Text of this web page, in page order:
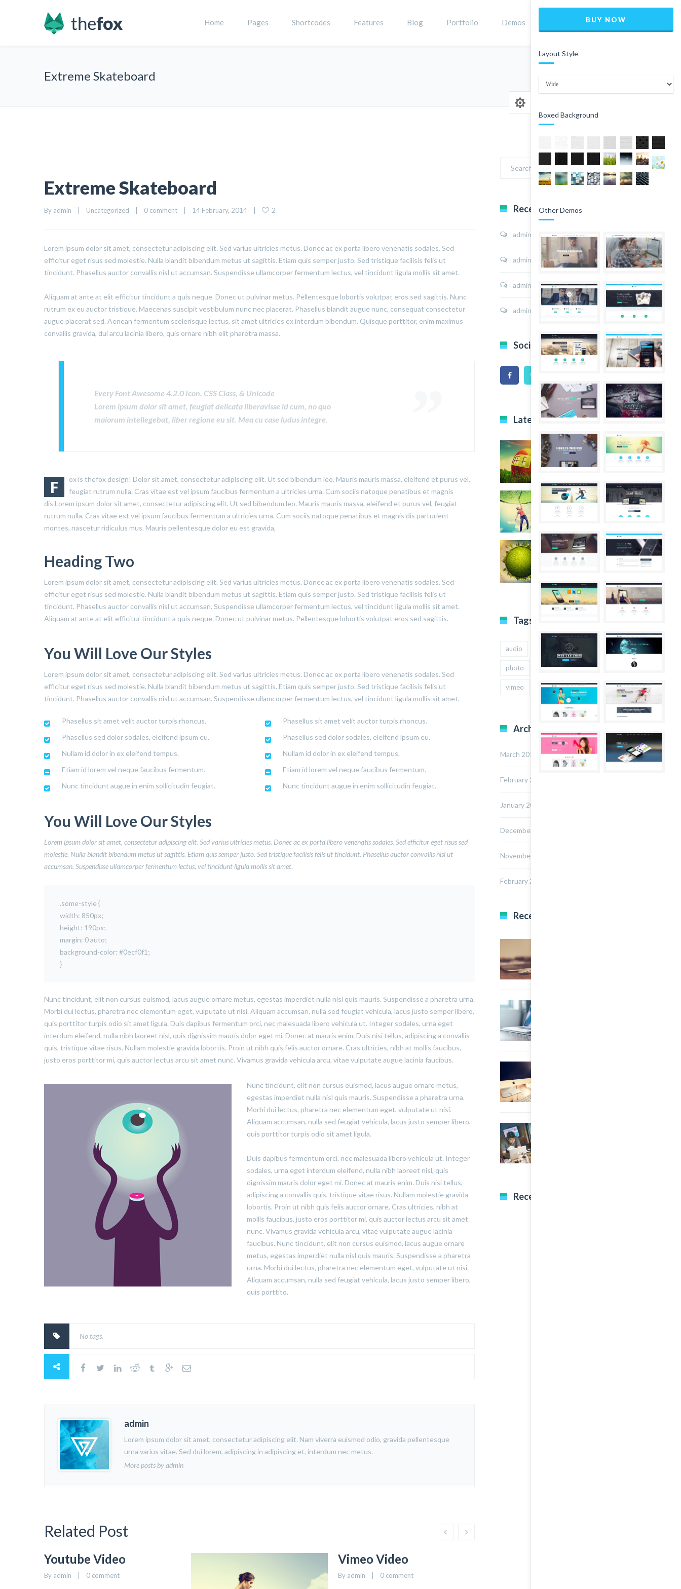
Home Pages Shortcodes Features Blog Portfolio Demos
Extreme Skateboard
Extreme Skateboard
By admin    |    Uncategorized    | 0 comment
    |    14 February, 2014    |
2
Lorem ipsum dolor sit amet, consectetur adipiscing elit. Sed varius ultricies metus. Donec ac ex porta libero venenatis sodales. Sed
efficitur eget risus sed molestie. Nulla blandit bibendum metus ut sagittis. Etiam quis semper justo. Sed tristique facilisis felis ut
tincidunt. Phasellus auctor convallis nisl ut accumsan. Suspendisse ullamcorper fermentum lectus, vel tincidunt ligula mollis sit amet.
Aliquam at ante at elit efficitur tincidunt a quis neque. Donec ut pulvinar metus. Pellentesque lobortis volutpat eros sed sagittis. Nunc
rutrum ex eu auctor tristique. Maecenas suscipit vestibulum nunc nec placerat. Phasellus blandit augue nunc, consequat consectetur
augue placerat sed. Aenean fermentum scelerisque lectus, sit amet ultricies ex interdum bibendum. Quisque porttitor, enim maximus
convallis gravida, dui arcu lacinia libero, quis ornare nibh elit pharetra massa.
Every Font Awesome 4.2.0 Icon, CSS Class, & Unicode
Lorem ipsum dolor sit amet, feugiat delicata liberavisse id cum, no quo
maiorum intellegebat, liber regione eu sit. Mea cu case ludus integre.
F
ox is thefox design! Dolor sit amet, consectetur adipiscing elit. Ut sed bibendum leo. Mauris mauris massa, eleifend et purus vel,
feugiat rutrum nulla. Cras vitae est vel ipsum faucibus fermentum a ultricies urna. Cum sociis natoque penatibus et magnis
dis Lorem ipsum dolor sit amet, consectetur adipiscing elit. Ut sed bibendum leo. Mauris mauris massa, eleifend et purus vel, feugiat
rutrum nulla. Cras vitae est vel ipsum faucibus fermentum a ultricies urna. Cum sociis natoque penatibus et magnis dis parturient
montes, nascetur ridiculus mus. Mauris pellentesque dolor eu est gravida,
Heading Two
Lorem ipsum dolor sit amet, consectetur adipiscing elit. Sed varius ultricies metus. Donec ac ex porta libero venenatis sodales. Sed
efficitur eget risus sed molestie. Nulla blandit bibendum metus ut sagittis. Etiam quis semper justo. Sed tristique facilisis felis ut
tincidunt. Phasellus auctor convallis nisl ut accumsan. Suspendisse ullamcorper fermentum lectus, vel tincidunt ligula mollis sit amet.
Aliquam at ante at elit efficitur tincidunt a quis neque. Donec ut pulvinar metus. Pellentesque lobortis volutpat eros sed sagittis.
You Will Love Our Styles
Lorem ipsum dolor sit amet, consectetur adipiscing elit. Sed varius ultricies metus. Donec ac ex porta libero venenatis sodales. Sed
efficitur eget risus sed molestie. Nulla blandit bibendum metus ut sagittis. Etiam quis semper justo. Sed tristique facilisis felis ut
tincidunt. Phasellus auctor convallis nisl ut accumsan. Suspendisse ullamcorper fermentum lectus, vel tincidunt ligula mollis sit amet.
Phasellus sit amet velit auctor turpis rhoncus.
Phasellus sed dolor sodales, eleifend ipsum eu.
Nullam id dolor in ex eleifend tempus.
Etiam id lorem vel neque faucibus fermentum.
Nunc tincidunt augue in enim sollicitudin feugiat.
Phasellus sit amet velit auctor turpis rhoncus.
Phasellus sed dolor sodales, eleifend ipsum eu.
Nullam id dolor in ex eleifend tempus.
Etiam id lorem vel neque faucibus fermentum.
Nunc tincidunt augue in enim sollicitudin feugiat.
You Will Love Our Styles
Lorem ipsum dolor sit amet, consectetur adipiscing elit. Sed varius ultricies metus. Donec ac ex porta libero venenatis sodales. Sed efficitur eget risus sed
molestie. Nulla blandit bibendum metus ut sagittis. Etiam quis semper justo. Sed tristique facilisis felis ut tincidunt. Phasellus auctor convallis nisl ut
accumsan. Suspendisse ullamcorper fermentum lectus, vel tincidunt ligula mollis sit amet.
.some-style {
width: 850px;
height: 190px;
margin: 0 auto;
background-color: #0ecf0f1;
}
Nunc tincidunt, elit non cursus euismod, lacus augue ornare metus, egestas imperdiet nulla nisl quis mauris. Suspendisse a pharetra urna.
Morbi dui lectus, pharetra nec elementum eget, vulputate ut nisi. Aliquam accumsan, nulla sed feugiat vehicula, lacus justo semper libero,
quis porttitor turpis odio sit amet ligula. Duis dapibus fermentum orci, nec malesuada libero vehicula ut. Integer sodales, urna eget
interdum eleifend, nulla nibh laoreet nisl, quis dignissim mauris dolor eget mi. Donec at mauris enim. Duis nisi tellus, adipiscing a convallis
quis, tristique vitae risus. Nullam molestie gravida lobortis. Proin ut nibh quis felis auctor ornare. Cras ultricies, nibh at mollis faucibus,
justo eros porttitor mi, quis auctor lectus arcu sit amet nunc. Vivamus gravida vehicula arcu, vitae vulputate augue lacinia faucibus.
Nunc tincidunt, elit non cursus euismod, lacus augue ornare metus,
egestas imperdiet nulla nisl quis mauris. Suspendisse a pharetra urna.
Morbi dui lectus, pharetra nec elementum eget, vulputate ut nisi.
Aliquam accumsan, nulla sed feugiat vehicula, lacus justo semper libero,
quis porttitor turpis odio sit amet ligula.
Duis dapibus fermentum orci, nec malesuada libero vehicula ut. Integer
sodales, urna eget interdum eleifend, nulla nibh laoreet nisl, quis
dignissim mauris dolor eget mi. Donec at mauris enim. Duis nisi tellus,
adipiscing a convallis quis, tristique vitae risus. Nullam molestie gravida
lobortis. Proin ut nibh quis felis auctor ornare. Cras ultricies, nibh at
mollis faucibus, justo eros porttitor mi, quis auctor lectus arcu sit amet
nunc. Vivamus gravida vehicula arcu, vitae vulputate augue lacinia
faucibus. Nunc tincidunt, elit non cursus euismod, lacus augue ornare
metus, egestas imperdiet nulla nisl quis mauris. Suspendisse a pharetra
urna. Morbi dui lectus, pharetra nec elementum eget, vulputate ut nisi.
Aliquam accumsan, nulla sed feugiat vehicula, lacus justo semper libero,
quis porttito.
No tags.
admin
Lorem ipsum dolor sit amet, consectetur adipiscing elit. Nam viverra euismod odio, gravida pellentesque
urna varius vitae. Sed dui lorem, adipiscing in adipiscing et, interdum nec metus.
More posts by admin
Related Post
Youtube Video
By admin    | 0 comment
Vimeo Video
By admin    | 0 comment
Recent Comments
admin Sport Shoes
admin onHoodie Jacket
admin onShirt Sunshine State
admin Shirt Cat Print
Social Icons
Latest Projects
Tags
audio Image music
photo quote text
vimeo youtube
Archives
March 2015
February 2015
January 2015
December 2014
November 2014
February 2014
Recent Posts
Recent Tweets
BUY NOW
Layout Style
Boxed Background
Other Demos